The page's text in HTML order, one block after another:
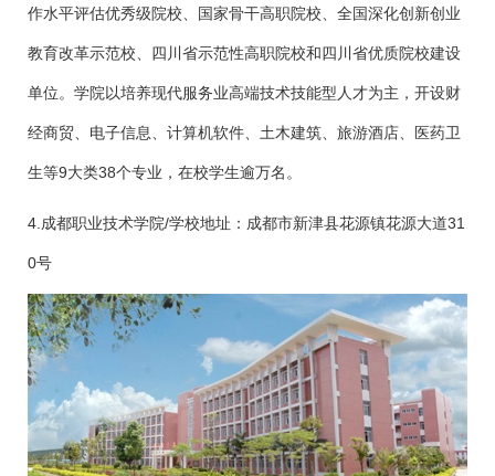
作水平评估优秀级院校、国家骨干高职院校、全国深化创新创业
教育改革示范校、四川省示范性高职院校和四川省优质院校建设
单位。学院以培养现代服务业高端技术技能型人才为主，开设财
经商贸、电子信息、计算机软件、土木建筑、旅游酒店、医药卫
生等9大类38个专业，在校学生逾万名。
4.成都职业技术学院/学校地址：成都市新津县花源镇花源大道31
0号